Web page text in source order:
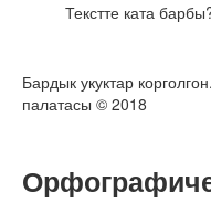
Текстте ката
Бардык укуктар
палатасы © 2018